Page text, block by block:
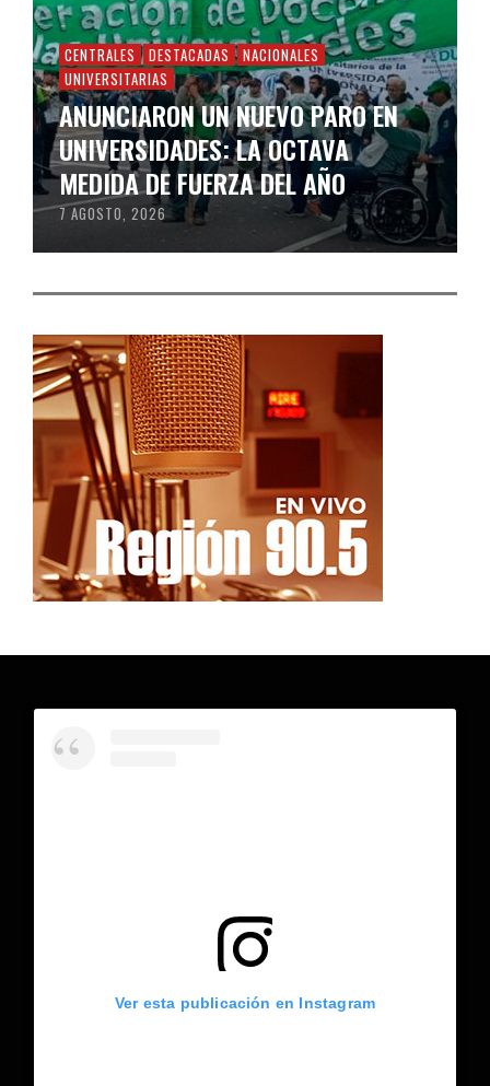
CENTRALES DESTACADAS
NACIONALES
UNIVERSITARIAS
ANUNCIARON UN NUEVO PARO EN
UNIVERSIDADES: LA OCTAVA
MEDIDA DE FUERZA DEL AÑO
7 AGOSTO, 2026
Ver esta publicación en Instagram